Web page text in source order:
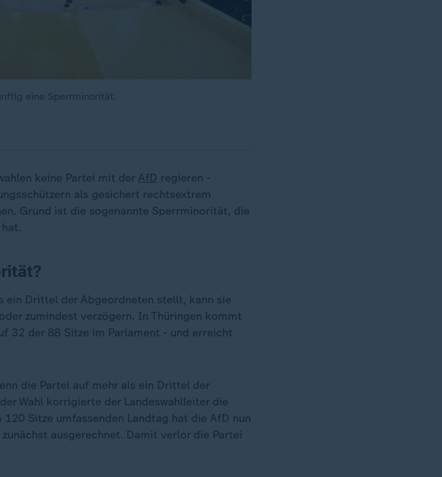
eine Sperrminorität.
keine Partei mit der AfD regieren -
als gesichert rechtsextrem
Grund ist die sogenannte Sperrminorität, die
ein Drittel der Abgeordneten stellt, kann sie
zumindest verzögern. In Thüringen kommt
32 der 88 Sitze im Parlament - und erreicht
die Partei auf mehr als ein Drittel der
Wahl korrigierte der Landeswahlleiter die
Sitze umfassenden Landtag hat die AfD nun
ausgerechnet. Damit verlor die Partei